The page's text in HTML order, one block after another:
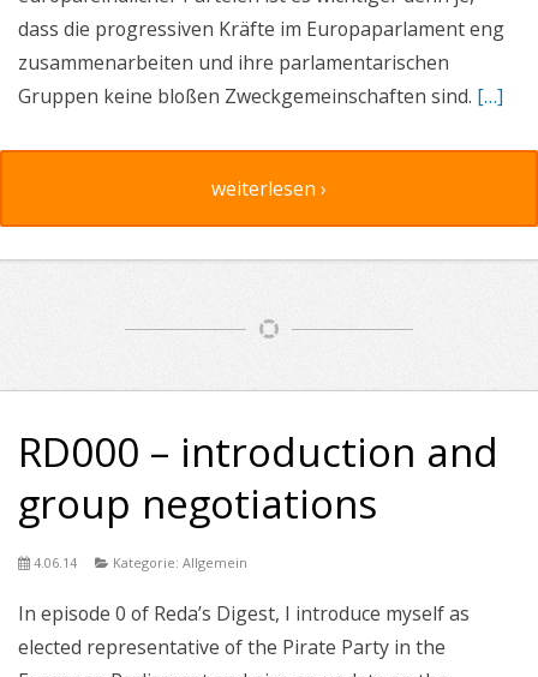
dass die progressiven Kräfte im Europaparlament eng
zusammenarbeiten und ihre parlamentarischen
Gruppen keine bloßen Zweckgemeinschaften sind. […]
weiterlesen ›
RD000 – introduction and
group negotiations
4.06.14 Kategorie: Allgemein
In episode 0 of Reda’s Digest, I introduce myself as
elected representative of the Pirate Party in the